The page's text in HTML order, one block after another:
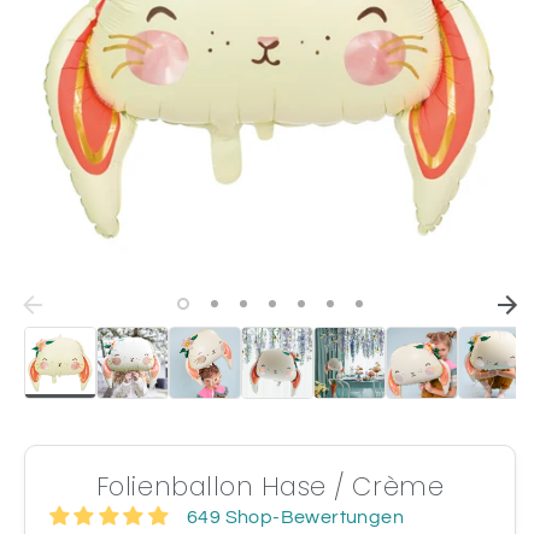
Folienballon Hase / Crème
649 Shop-Bewertungen